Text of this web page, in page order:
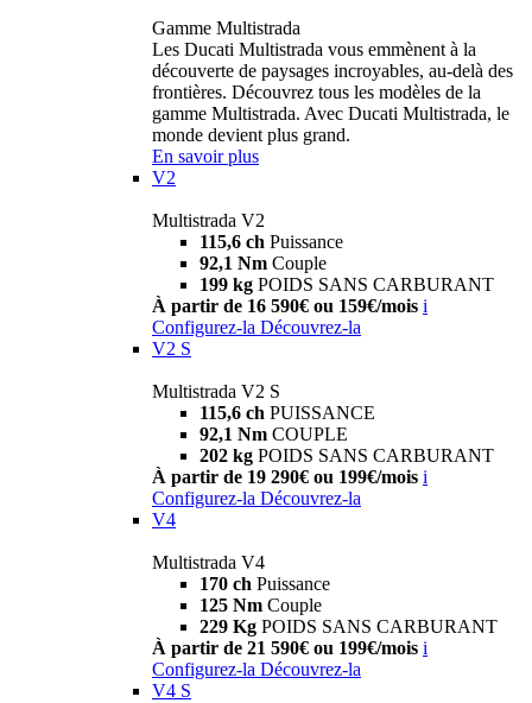
Gamme Multistrada
Les Ducati Multistrada vous emmènent à la
découverte de paysages incroyables, au-delà des
frontières. Découvrez tous les modèles de la
gamme Multistrada. Avec Ducati Multistrada, le
monde devient plus grand.
En savoir plus
V2
Multistrada V2
115,6 ch Puissance
92,1 Nm Couple
199 kg POIDS SANS CARBURANT
À partir de 16 590€ ou 159€/mois i
Configurez-la Découvrez-la
V2 S
Multistrada V2 S
115,6 ch PUISSANCE
92,1 Nm COUPLE
202 kg POIDS SANS CARBURANT
À partir de 19 290€ ou 199€/mois i
Configurez-la Découvrez-la
V4
Multistrada V4
170 ch Puissance
125 Nm Couple
229 Kg POIDS SANS CARBURANT
À partir de 21 590€ ou 199€/mois i
Configurez-la Découvrez-la
V4 S